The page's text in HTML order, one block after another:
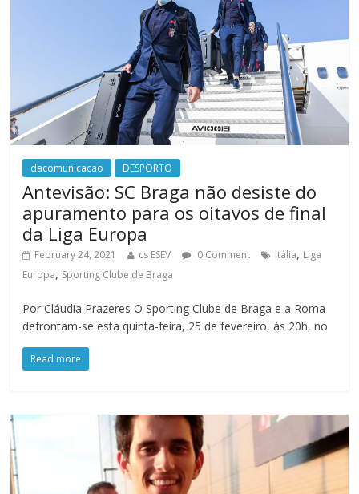
dacomunicacao DESPORTO
Antevisão: SC Braga não desiste do
apuramento para os oitavos de final
da Liga Europa
February 24, 2021 cs ESEV 0 Comment Itália, Liga
Europa, Sporting Clube de Braga
Por Cláudia Prazeres O Sporting Clube de Braga e a Roma
defrontam-se esta quinta-feira, 25 de fevereiro, às 20h, no
Read more